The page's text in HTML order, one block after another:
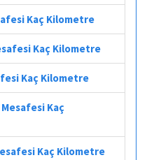
Kaç Kilometre
Kaç Kilometre
Kaç Kilometre
Mesafesi Kaç
Kaç Kilometre